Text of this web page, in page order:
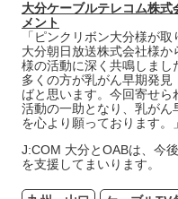
大分ケーブルテレコム株
メント
「ピンクリボン大分様が
大分朝日放送株式会社様
様の活動に深く共鳴しまし
多くの方が乳がん早期発
ばと思います。今回寄せ
活動の一助となり、乳がん
を心より願っております。」
J:COM 大分とOABは、今
を支援してまいります。